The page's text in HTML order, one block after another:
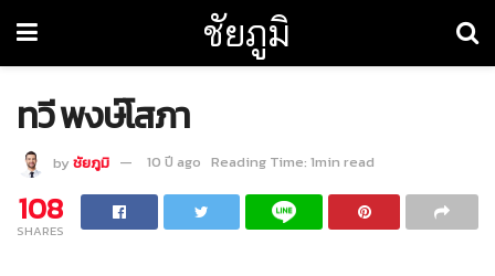
ชัยภูมิ
ทวี พงษ์โสภา
by ชัยภูมิ 10 ปี ago Reading Time: 1min read
108
SHARES